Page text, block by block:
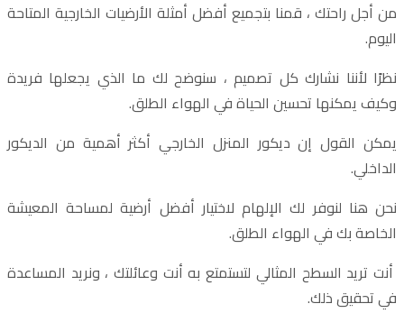
من أجل راحتك ، قمنا بتجميع أفضل أمثلة الأرضيات الخارجية المتاحة
اليوم.
نظرًا لأننا نشارك كل تصميم ، سنوضح لك ما الذي يجعلها فريدة
وكيف يمكنها تحسين الحياة في الهواء الطلق.
يمكن القول إن ديكور المنزل الخارجي أكثر أهمية من الديكور
الداخلي.
نحن هنا لنوفر لك الإلهام لاختيار أفضل أرضية لمساحة المعيشة
الخاصة بك في الهواء الطلق.
أنت تريد السطح المثالي لتستمتع به أنت وعائلتك ، ونريد المساعدة
في تحقيق ذلك.